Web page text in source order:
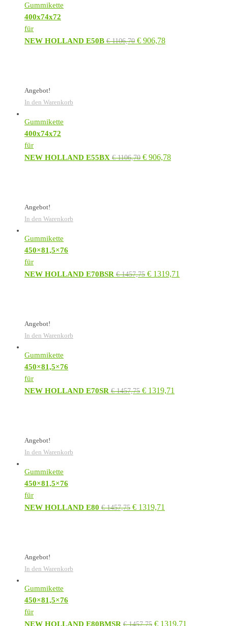
Gummikette
400x74x72
für
NEW HOLLAND E50B €1106,70 € 906,78
Angebot!
In den Warenkorb
Gummikette
400x74x72
für
NEW HOLLAND E55BX €1106,70 € 906,78
Angebot!
In den Warenkorb
Gummikette
450×81,5×76
für
NEW HOLLAND E70BSR €1457,75 € 1319,71
Angebot!
In den Warenkorb
Gummikette
450×81,5×76
für
NEW HOLLAND E70SR €1457,75 € 1319,71
Angebot!
In den Warenkorb
Gummikette
450×81,5×76
für
NEW HOLLAND E80 €1457,75 € 1319,71
Angebot!
In den Warenkorb
Gummikette
450×81,5×76
für
NEW HOLLAND E80BMSR €1457,75 € 1319,71